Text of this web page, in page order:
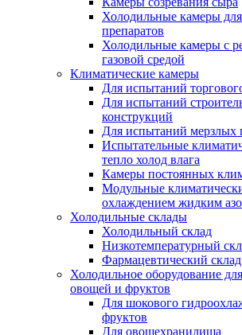
Холодильные камеры
препаратов
Холодильные камеры с
газовой средой
Климатические камеры
Для испытаний
Для испытаний
конструкций
Для испытаний мерзлых
Испытательные
тепло холод влага
Камеры постоянных
Модульные
охлаждением жидким
Холодильные склады
Холодильный склад
Низкотемпературный
Фармацевтический склад
Холодильное оборудование
овощей и фруктов
Для шокового
фруктов
Для овощехранилища